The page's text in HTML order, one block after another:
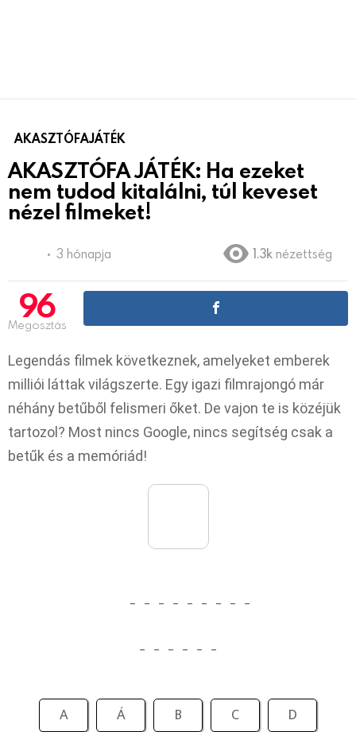
AKASZTÓFAJÁTÉK
AKASZTÓFA JÁTÉK: Ha ezeket
nem tudod kitalálni, túl keveset
nézel filmeket!
3 hónapja 1.3k nézettség
96
Megosztás
Legendás filmek következnek, amelyeket emberek
milliói láttak világszerte. Egy igazi filmrajongó már
néhány betűből felismeri őket. De vajon te is közéjük
tartozol? Most nincs Google, nincs segítség csak a
betűk és a memóriád!
A Á B C
D